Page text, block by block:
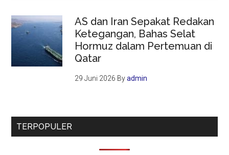
AS dan Iran Sepakat Redakan
Ketegangan, Bahas Selat
Hormuz dalam Pertemuan di
Qatar
29 Juni 2026 Byadmin
TERPOPULER